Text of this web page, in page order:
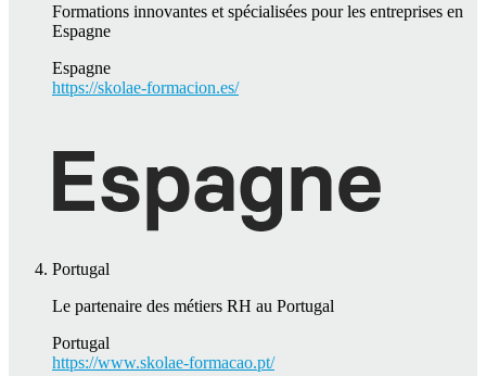
Formations innovantes et spécialisées pour les entreprises en
Espagne
Espagne
https://skolae-formacion.es/
Portugal
Le partenaire des métiers RH au Portugal
Portugal
https://www.skolae-formacao.pt/